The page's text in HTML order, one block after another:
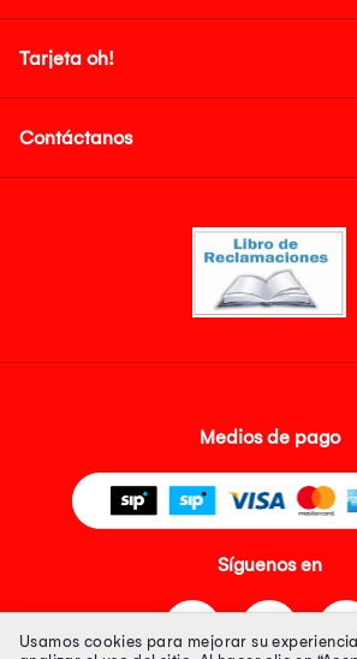
Tarjeta oh!
Contáctanos
Medios de pago
Síguenos en
Usamos cookies para mejorar su